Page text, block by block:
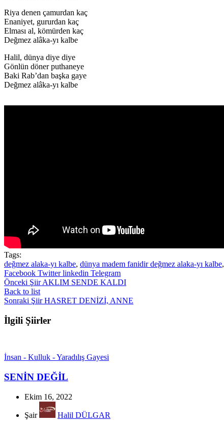
Riya denen çamurdan kaç
Enaniyet, gururdan kaç
Elması al, kömürden kaç
Değmez alâka-yı kalbe
Halil, dünya diye diye
Gönlün döner puthaneye
Baki Rab’dan başka gaye
Değmez alâka-yı kalbe
Tags:
değmez alaka-yı kalbe, dünya madem fanidir değmez alaka-yı kalbe,
Facebook Twitter linkedin Telegram
Önceki Şiir AKLIM SENDE KALDI
Back to list
Sonraki Şiir HASRET DENİZİ, ANNE
İlgili Şiirler
İnsan - Kulluk - Yaradılış Gayesi
SENİN DEĞİL
Ekim 16, 2022
Şair
Halil DÜLGAR